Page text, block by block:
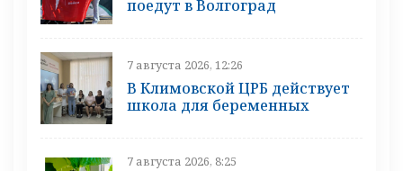
поедут в Волгоград
7 августа 2026, 12:26
В Климовской ЦРБ действует
школа для беременных
7 августа 2026, 8:25